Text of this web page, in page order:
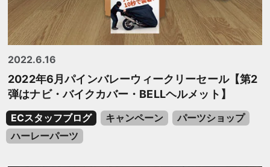
2022.6.16
2022年6月パインバレーウィークリーセール【第2
弾はナビ・バイクカバー・BELLヘルメット】
ECスタッフブログ キャンペーン
パーツショップ
ハーレーパーツ